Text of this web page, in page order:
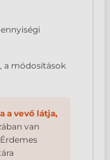
a módosítások
a vevő látja,
van